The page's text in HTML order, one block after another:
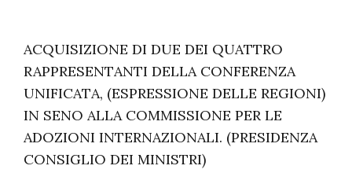
ACQUISIZIONE DI DUE DEI QUATTRO
RAPPRESENTANTI DELLA CONFERENZA
UNIFICATA, (ESPRESSIONE DELLE REGIONI)
IN SENO ALLA COMMISSIONE PER LE
ADOZIONI INTERNAZIONALI. (PRESIDENZA
CONSIGLIO DEI MINISTRI)